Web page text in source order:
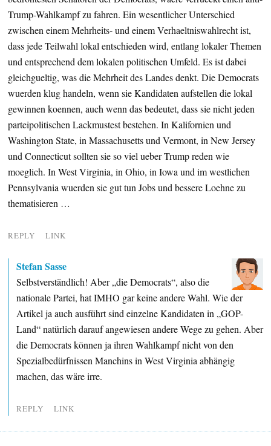
Trump-Wahlkampf zu fahren. Ein wesentlicher Unterschied
zwischen einem Mehrheits- und einem Verhaeltniswahlrecht ist,
dass jede Teilwahl lokal entschieden wird, entlang lokaler Themen
und entsprechend dem lokalen politischen Umfeld. Es ist dabei
gleichgueltig, was die Mehrheit des Landes denkt. Die Democrats
wuerden klug handeln, wenn sie Kandidaten aufstellen die lokal
gewinnen koennen, auch wenn das bedeutet, dass sie nicht jeden
parteipolitischen Lackmustest bestehen. In Kalifornien und
Washington State, in Massachusetts und Vermont, in New Jersey
und Connecticut sollten sie so viel ueber Trump reden wie
moeglich. In West Virginia, in Ohio, in Iowa und im westlichen
Pennsylvania wuerden sie gut tun Jobs und bessere Loehne zu
thematisieren …
REPLY LINK
Stefan Sasse
Selbstverständlich! Aber „die Democrats“, also die
nationale Partei, hat IMHO gar keine andere Wahl. Wie der
Artikel ja auch ausführt sind einzelne Kandidaten in „GOP-
Land“ natürlich darauf angewiesen andere Wege zu gehen. Aber
die Democrats können ja ihren Wahlkampf nicht von den
Spezialbedürfnissen Manchins in West Virginia abhängig
machen, das wäre irre.
REPLY LINK